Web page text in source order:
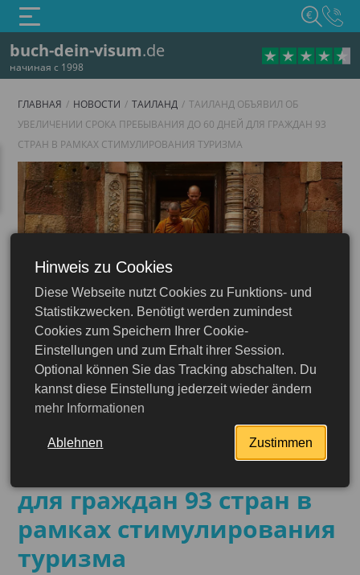
buch-dein-visum.de
начиная с 1998
€
Таиланд
онлайн: туристическая, e-Visa, бизнес
ГЛАВНАЯ НОВОСТИ ТАИЛАНД
ТАИЛАНД ОБЪЯВИЛ ОБ
УВЕЛИЧЕНИИ СРОКА ПРЕБЫВАНИЯ ДО 60 ДНЕЙ ДЛЯ ГРАЖДАН 93
СТРАН В РАМКАХ СТИМУЛИРОВАНИЯ ТУРИЗМА
05.06.2024
Таиланд объявил об
увеличении срока
пребывания до 60 дней
для граждан 93 стран в
рамках стимулирования
туризма
Hinweis zu Cookies
Diese Webseite nutzt Cookies zu Funktions- und
Statistikzwecken. Benötigt werden zumindest
Cookies zum Speichern Ihrer Cookie-
Einstellungen und zum Erhalt ihrer Session.
Optional können Sie das Tracking abschalten. Du
kannst diese Einstellung jederzeit wieder ändern
mehr Informationen
Ablehnen Zustimmen